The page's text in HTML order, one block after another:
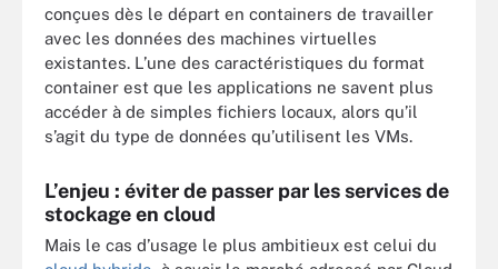
conçues dès le départ en containers de travailler
avec les données des machines virtuelles
existantes. L’une des caractéristiques du format
container est que les applications ne savent plus
accéder à de simples fichiers locaux, alors qu’il
s’agit du type de données qu’utilisent les VMs.
L’enjeu : éviter de passer par les services de
stockage en cloud
Mais le cas d’usage le plus ambitieux est celui du